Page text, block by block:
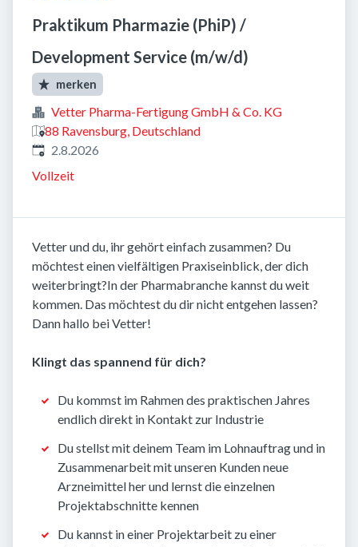
Praktikum Pharmazie (PhiP) /
Development Service (m/w/d)
merken
Vetter Pharma-Fertigung GmbH & Co. KG
88 Ravensburg, Deutschland
Veröffentlicht
2.8.2026
Vollzeit
Vetter und du, ihr gehört einfach zusammen? Du
möchtest einen vielfältigen Praxiseinblick, der dich
weiterbringt?In der Pharmabranche kannst du weit
kommen. Das möchtest du dir nicht entgehen lassen?
Dann hallo bei Vetter!
Klingt das spannend für dich?
Du kommst im Rahmen des praktischen Jahres
endlich direkt in Kontakt zur Industrie
Du stellst mit deinem Team im Lohnauftrag und in
Zusammenarbeit mit unseren Kunden neue
Arzneimittel her und lernst die einzelnen
Projektabschnitte kennen
Du kannst in einer Projektarbeit zu einer